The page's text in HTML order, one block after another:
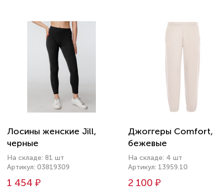
Лосины женские Jill,
черные
На складе: 81 шт
Артикул: 03819309
1 454 ₽
Джоггеры Comfort,
бежевые
На складе: 4 шт
Артикул: 13959.10
2 100 ₽